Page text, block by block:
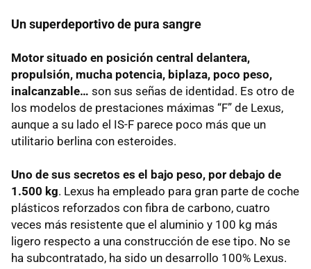
Un superdeportivo de pura sangre
Motor situado en posición central delantera,
propulsión, mucha potencia, biplaza, poco peso,
inalcanzable… son sus señas de identidad. Es otro de
los modelos de prestaciones máximas “F” de Lexus,
aunque a su lado el IS-F parece poco más que un
utilitario berlina con esteroides.
Uno de sus secretos es el bajo peso, por debajo de
1.500 kg. Lexus ha empleado para gran parte de coche
plásticos reforzados con fibra de carbono, cuatro
veces más resistente que el aluminio y 100 kg más
ligero respecto a una construcción de ese tipo. No se
ha subcontratado, ha sido un desarrollo 100% Lexus.